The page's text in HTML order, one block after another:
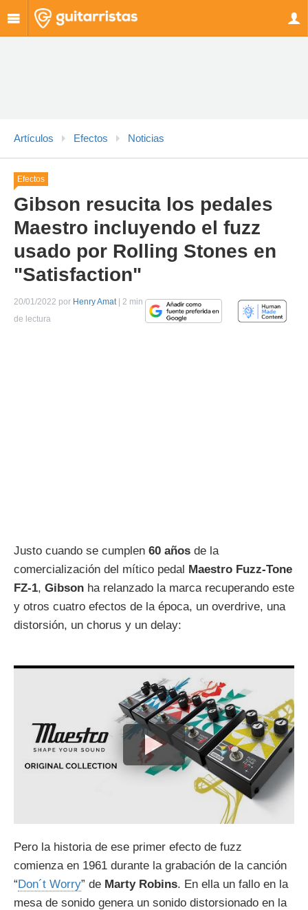
Artículos Efectos Noticias
Efectos
Gibson resucita los pedales
Maestro incluyendo el fuzz
usado por Rolling Stones en
"Satisfaction"
20/01/2022 por Henry Amat| 2 min
de lectura
Justo cuando se cumplen 60 años de la
comercialización del mítico pedal Maestro Fuzz-Tone
FZ-1, Gibson ha relanzado la marca recuperando este
y otros cuatro efectos de la época, un overdrive, una
distorsión, un chorus y un delay:
Pero la historia de ese primer efecto de fuzz
comienza en 1961 durante la grabación de la canción
“Don´t Worry” de Marty Robins. En ella un fallo en la
mesa de sonido genera un sonido distorsionado en la